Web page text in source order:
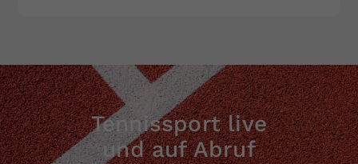
Tennissport live
und auf Abruf